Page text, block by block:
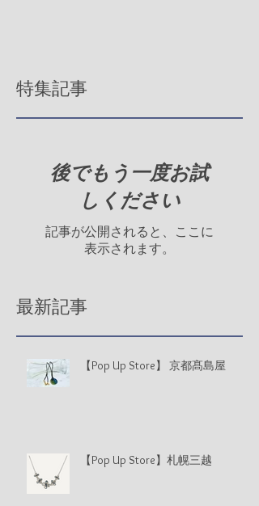
特集記事
後でもう一度お試
しください
記事が公開されると、ここに
表示されます。
最新記事
【Pop Up Store】 京都髙島屋
【Pop Up Store】札幌三越